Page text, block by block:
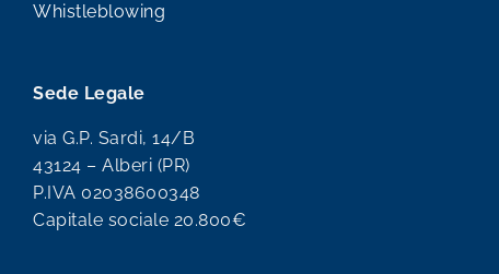
Whistleblowing
Sede Legale
via G.P. Sardi, 14/B
43124 – Alberi (PR)
P.IVA 02038600348
Capitale sociale 20.800€